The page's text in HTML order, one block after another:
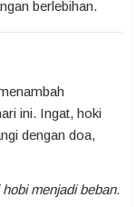
berlebihan.
ini. Ingat, hoki
dengan doa,
menjadi beban.